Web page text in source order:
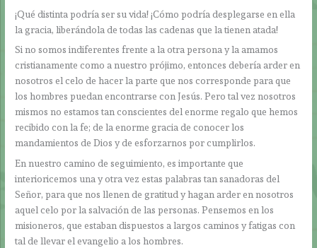
¡Qué distinta podría ser su vida! ¡Cómo podría desplegarse en ella
la gracia, liberándola de todas las cadenas que la tienen atada!
Si no somos indiferentes frente a la otra persona y la amamos
cristianamente como a nuestro prójimo, entonces debería arder en
nosotros el celo de hacer la parte que nos corresponde para que
los hombres puedan encontrarse con Jesús. Pero tal vez nosotros
mismos no estamos tan conscientes del enorme regalo que hemos
recibido con la fe; de la enorme gracia de conocer los
mandamientos de Dios y de esforzarnos por cumplirlos.
En nuestro camino de seguimiento, es importante que
interioricemos una y otra vez estas palabras tan sanadoras del
Señor, para que nos llenen de gratitud y hagan arder en nosotros
aquel celo por la salvación de las personas. Pensemos en los
misioneros, que estaban dispuestos a largos caminos y fatigas con
tal de llevar el evangelio a los hombres.